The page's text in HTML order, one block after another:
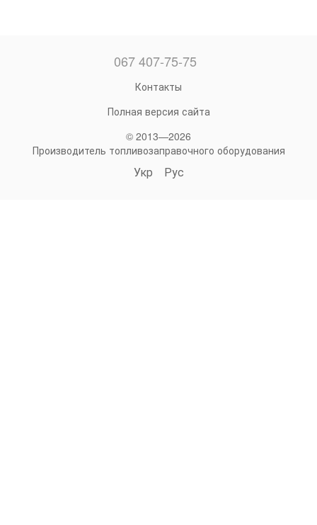
067 407-75-75
Контакты
Полная версия сайта
© 2013—2026
Производитель топливозаправочного оборудования
Укр Рус